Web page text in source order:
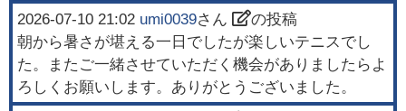
2026-07-10 21:02 umi0039さん
の投稿
朝から暑さが堪える一日でしたが楽しいテニスでし
た。またご一緒させていただく機会がありましたらよ
ろしくお願いします。ありがとうございました。